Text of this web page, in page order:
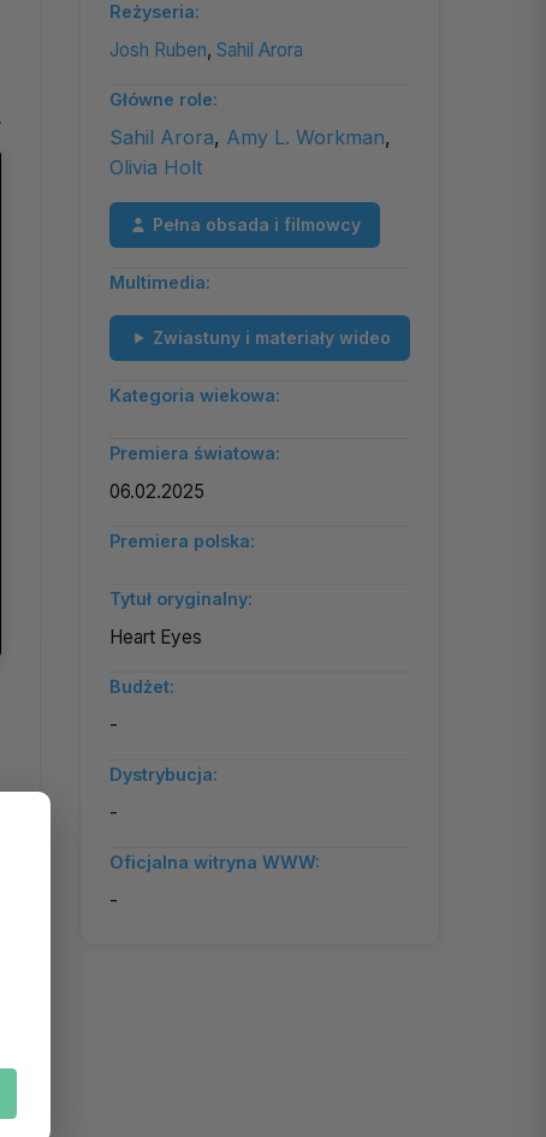
Reżyseria:
Josh Ruben, Sahil Arora
Główne role:
Sahil Arora, Amy L. Workman,
Olivia Holt
Pełna obsada i filmowcy
Multimedia:
Zwiastuny i materiały wideo
Kategoria wiekowa:
Premiera światowa:
06.02.2025
Premiera polska:
Tytuł oryginalny:
Heart Eyes
Budżet:
-
Dystrybucja:
-
Oficjalna witryna WWW:
-